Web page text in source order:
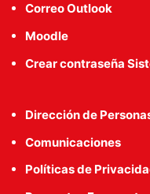
Correo Outlook
Moodle
Crear contraseña
Dirección de
Comunicaciones
Políticas de